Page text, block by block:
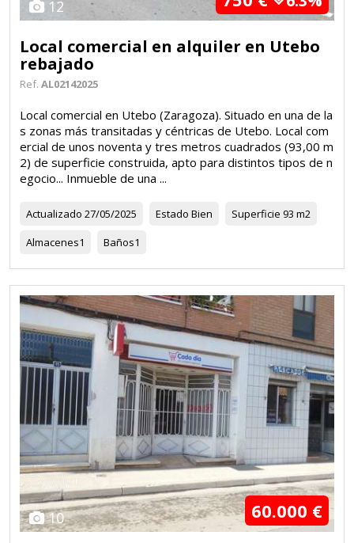
12
Local comercial en alquiler en Utebo
rebajado
Ref. AL02142025
Local comercial en Utebo (Zaragoza). Situado en una de la
s zonas más transitadas y céntricas de Utebo. Local com
ercial de unos noventa y tres metros cuadrados (93,00 m
2) de superficie construida, apto para distintos tipos de n
egocio... Inmueble de una ...
Actualizado 27/05/2025 Estado Bien Superficie 93 m2
Almacenes1 Baños1
10 60.000 €